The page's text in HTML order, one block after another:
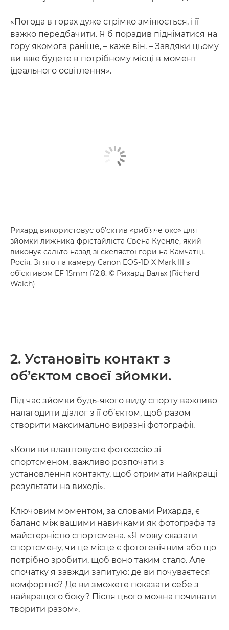
«Погода в горах дуже стрімко змінюється, і її
важко передбачити. Я б порадив підніматися на
гору якомога раніше, – каже він. – Завдяки цьому
ви вже будете в потрібному місці в момент
ідеального освітлення».
Рихард використовує об’єктив «риб’яче око» для
зйомки лижника-фрістайліста Свена Куенле, який
виконує сальто назад зі скелястої гори на Камчатці,
Росія. Знято на камеру Canon EOS-1D X Mark III з
об’єктивом EF 15mm f/2.8. © Рихард Вальх (Richard
Walch)
2. Установіть контакт з
об’єктом своєї зйомки.
Під час зйомки будь-якого виду спорту важливо
налагодити діалог з її об’єктом, щоб разом
створити максимально виразні фотографії.
«Коли ви влаштовуєте фотосесію зі
спортсменом, важливо розпочати з
установлення контакту, щоб отримати найкращі
результати на виході».
Ключовим моментом, за словами Рихарда, є
баланс між вашими навичками як фотографа та
майстерністю спортсмена. «Я можу сказати
спортсмену, чи це місце є фотогенічним або що
потрібно зробити, щоб воно таким стало. Але
спочатку я завжди запитую: де ви почуваєтеся
комфортно? Де ви зможете показати себе з
найкращого боку? Після цього можна починати
творити разом».